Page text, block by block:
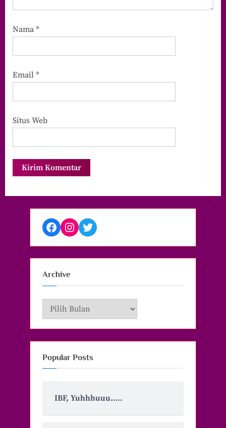
Nama *
Email *
Situs Web
Facebook
Instagram
Twitter
Archive
Archive
Popular Posts
IBF, Yuhhhuuu…..